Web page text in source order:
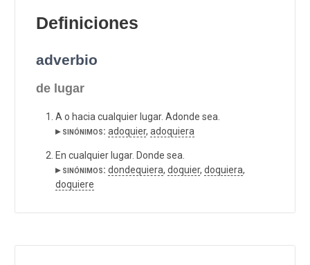
Definiciones
adverbio
de lugar
A o hacia cualquier lugar. Adonde sea.
▸ sinónimos: adoquier, adoquiera
En cualquier lugar. Donde sea.
▸ sinónimos: dondequiera, doquier, doquiera,
doquiere